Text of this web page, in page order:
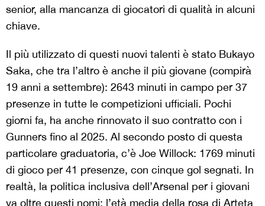
senior, alla mancanza di giocatori di qualità in alcuni
chiave.
Il più utilizzato di questi nuovi talenti è stato Bukayo
Saka, che tra l’altro è anche il più giovane (compirà
19 anni a settembre): 2643 minuti in campo per 37
presenze in tutte le competizioni ufficiali. Pochi
giorni fa, ha anche rinnovato il suo contratto con i
Gunners fino al 2025. Al secondo posto di questa
particolare graduatoria, c’è Joe Willock: 1769 minuti
di gioco per 41 presenze, con cinque gol segnati. In
realtà, la politica inclusiva dell’Arsenal per i giovani
va oltre questi nomi: l’età media della rosa di Arteta